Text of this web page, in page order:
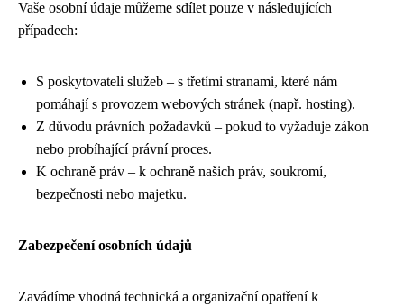
Vaše osobní údaje můžeme sdílet pouze v následujících
případech:
S poskytovateli služeb – s třetími stranami, které nám
pomáhají s provozem webových stránek (např. hosting).
Z důvodu právních požadavků – pokud to vyžaduje zákon
nebo probíhající právní proces.
K ochraně práv – k ochraně našich práv, soukromí,
bezpečnosti nebo majetku.
Zabezpečení osobních údajů
Zavádíme vhodná technická a organizační opatření k